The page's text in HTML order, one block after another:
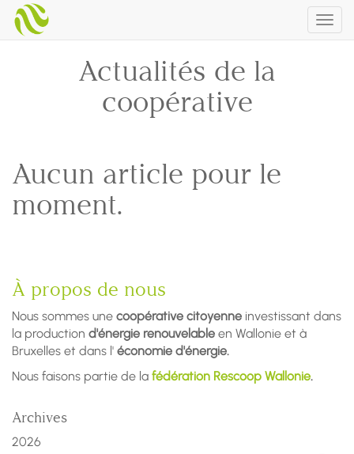
Actualités de la
coopérative
Aucun article pour le
moment.
À propos de nous
Nous sommes une coopérative citoyenne investissant dans
la production d'énergie renouvelable en Wallonie et à
Bruxelles et dans l' économie d'énergie.
Nous faisons partie de la fédération Rescoop Wallonie.
Archives
2026